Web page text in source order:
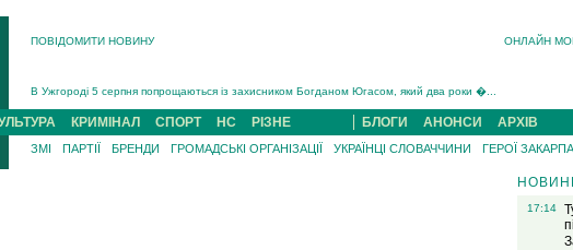
ПОВІДОМИТИ НОВИНУ ОНЛАЙН
Інструктора районного ТЦК на Закарпатті судитимуть за обвинуваченням у катув...
В Ужгороді 5 серпня попрощаються із захисником Богданом Югасом, який два роки �...
Підтвердили загибель захисника із Нанкова на Хустщині Юліана Гербея (ФОТО)[/gree...
На війні з рф поліг військовий з Виноградова Ігнат Роздяловський (ФОТО)...
На Хустщині внаслідок ДТП за участі трьох авто постраждали 13 людей (ФОТО)...
КРИМІНАЛ СПОРТ НС РІЗНЕ БЛОГИ АНОНСИ АРХІВ
ЗМІ ПАРТІЇ БРЕНДИ ГРОМАДСЬКІ ОРГАНІЗАЦІЇ УКРАЇНЦІ СЛОВАЧЧИНИ ГЕРОЇ
17:14